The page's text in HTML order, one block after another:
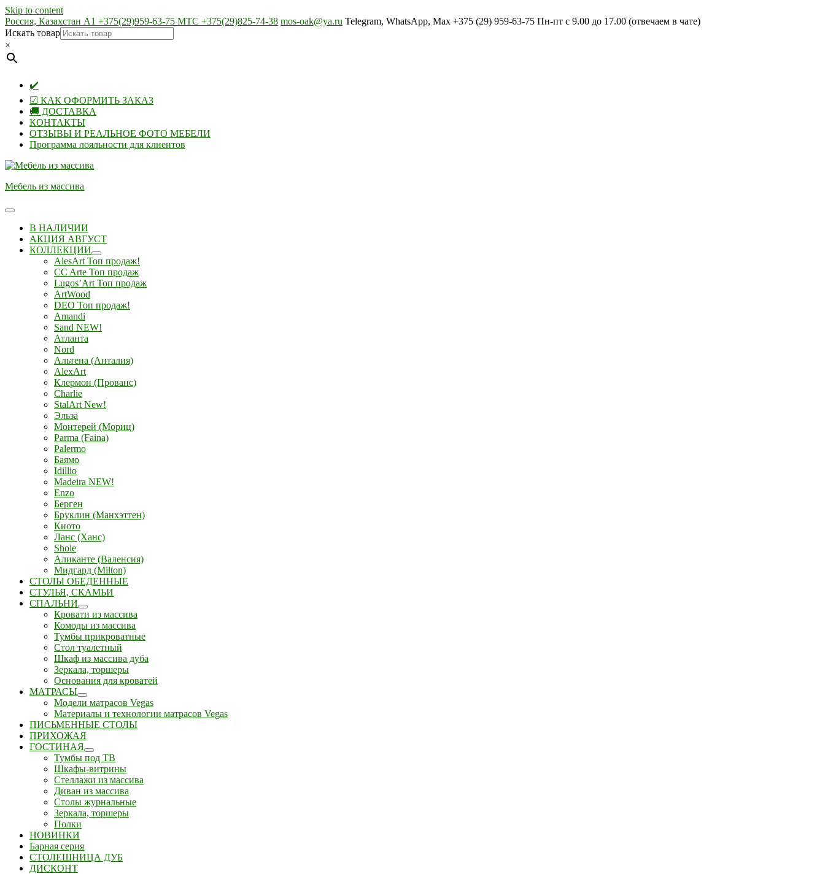
Skip to content
Россия, Казахстан А1 +375(29)959-63-75 МТС +375(29)825-74-38 mos-oak@ya.ru Telegram, WhatsApp, Max +375 (29) 959-63-75 Пн-пт с 9.00 до 17.00 (отвечаем в чате)
Искать товар
×
✔️
☑ КАК ОФОРМИТЬ ЗАКАЗ
🚚 ДОСТАВКА
КОНТАКТЫ
ОТЗЫВЫ И РЕАЛЬНОЕ ФОТО МЕБЕЛИ
Программа лояльности для клиентов
Мебель из массива
В НАЛИЧИИ
АКЦИЯ АВГУСТ
КОЛЛЕКЦИИ
AlesArt Топ продаж!
CC Arte Топ продаж
Lugos’Art Топ продаж
ArtWood
DEO Топ продаж!
Amandi
Sand NEW!
Атланта
Nord
Альтена (Анталия)
AlexArt
Клермон (Прованс)
Charlie
StalArt New!
Эльза
Монтерей (Мориц)
Parma (Faina)
Palermo
Баямо
Idillio
Madeira NEW!
Enzo
Берген
Бруклин (Манхэттен)
Киото
Ланс (Ханс)
Shole
Аликанте (Валенсия)
Мидгард (Milton)
СТОЛЫ ОБЕДЕННЫЕ
СТУЛЬЯ, СКАМЬИ
СПАЛЬНИ
Кровати из массива
Комоды из массива
Тумбы прикроватные
Стол туалетный
Шкаф из массива дуба
Зеркала, торшеры
Основания для кроватей
МАТРАСЫ
Модели матрасов Vegas
Материалы и технологии матрасов Vegas
ПИСЬМЕННЫЕ СТОЛЫ
ПРИХОЖАЯ
ГОСТИНАЯ
Тумбы под ТВ
Шкафы-витрины
Стеллажи из массива
Диван из массива
Столы журнальные
Зеркала, торшеры
Полки
НОВИНКИ
Барная серия
СТОЛЕШНИЦА ДУБ
ДИСКОНТ